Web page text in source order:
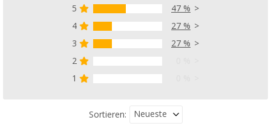
5
47 %
4
27 %
3
27 %
2
1
Sortieren: Neueste